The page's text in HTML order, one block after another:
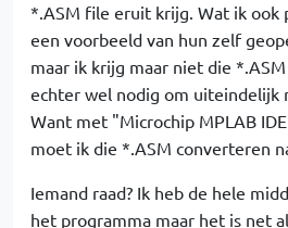
*.ASM file eruit krijg. Wat ik ook
een voorbeeld van hun zelf
maar ik krijg maar niet die
echter wel nodig om uiteindelijk
Want met "Microchip MPLAB
moet ik die *.ASM converteren
Iemand raad? Ik heb de hele
het programma maar het is net